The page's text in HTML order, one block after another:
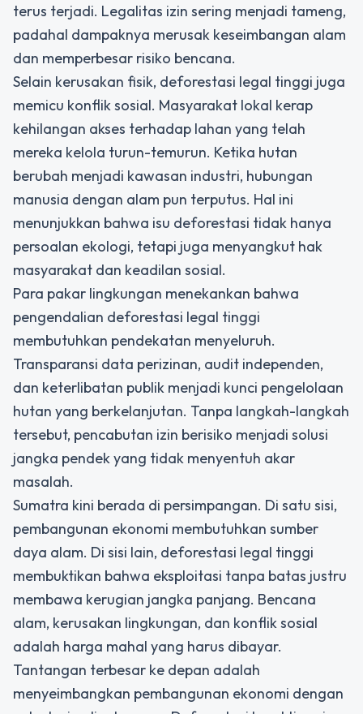
terus terjadi. Legalitas izin sering menjadi tameng,
padahal dampaknya merusak keseimbangan alam
dan memperbesar risiko bencana.
Selain kerusakan fisik, deforestasi legal tinggi juga
memicu konflik sosial. Masyarakat lokal kerap
kehilangan akses terhadap lahan yang telah
mereka kelola turun-temurun. Ketika hutan
berubah menjadi kawasan industri, hubungan
manusia dengan alam pun terputus. Hal ini
menunjukkan bahwa isu deforestasi tidak hanya
persoalan ekologi, tetapi juga menyangkut hak
masyarakat dan keadilan sosial.
Para pakar lingkungan menekankan bahwa
pengendalian deforestasi legal tinggi
membutuhkan pendekatan menyeluruh.
Transparansi data perizinan, audit independen,
dan keterlibatan publik menjadi kunci pengelolaan
hutan yang berkelanjutan. Tanpa langkah-langkah
tersebut, pencabutan izin berisiko menjadi solusi
jangka pendek yang tidak menyentuh akar
masalah.
Sumatra kini berada di persimpangan. Di satu sisi,
pembangunan ekonomi membutuhkan sumber
daya alam. Di sisi lain, deforestasi legal tinggi
membuktikan bahwa eksploitasi tanpa batas justru
membawa kerugian jangka panjang. Bencana
alam, kerusakan lingkungan, dan konflik sosial
adalah harga mahal yang harus dibayar.
Tantangan terbesar ke depan adalah
menyeimbangkan pembangunan ekonomi dengan